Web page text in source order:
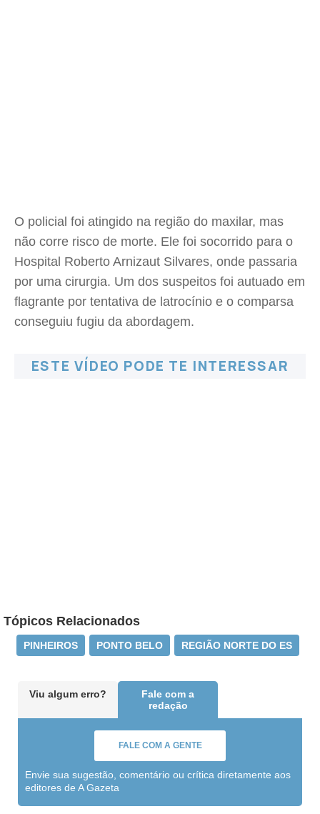
O policial foi atingido na região do maxilar, mas
não corre risco de morte. Ele foi socorrido para o
Hospital Roberto Arnizaut Silvares, onde passaria
por uma cirurgia. Um dos suspeitos foi autuado em
flagrante por tentativa de latrocínio e o comparsa
conseguiu fugiu da abordagem.
ESTE VÍDEO PODE TE INTERESSAR
Tópicos Relacionados
PINHEIROS PONTO BELO REGIÃO NORTE DO ES
Viu algum erro?
Fale com a
redação
FALE COM A GENTE
Envie sua sugestão, comentário ou crítica diretamente aos
editores de A Gazeta